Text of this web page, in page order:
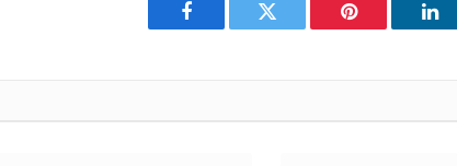
Facebook Twitter Pinterest